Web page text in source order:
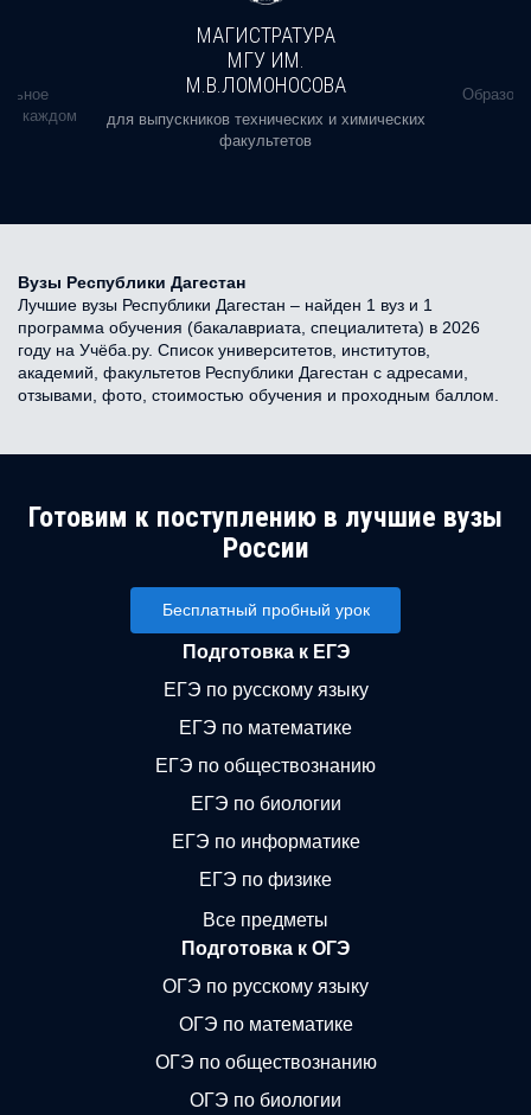
в каждом
МАГИСТРАТУРА
МГУ ИМ.
М.В.ЛОМОНОСОВА
для выпускников технических и химических
факультетов
Вузы Республики Дагестан
Лучшие вузы Республики Дагестан – найден 1 вуз и 1
программа обучения (бакалавриата, специалитета) в 2026
году на Учёба.ру. Список университетов, институтов,
академий, факультетов Республики Дагестан с адресами,
отзывами, фото, стоимостью обучения и проходным баллом.
Готовим к поступлению в лучшие вузы
России
Бесплатный пробный урок
Подготовка к ЕГЭ
ЕГЭ по русскому языку
ЕГЭ по математике
ЕГЭ по обществознанию
ЕГЭ по биологии
ЕГЭ по информатике
ЕГЭ по физике
Все предметы
Подготовка к ОГЭ
ОГЭ по русскому языку
ОГЭ по математике
ОГЭ по обществознанию
ОГЭ по биологии